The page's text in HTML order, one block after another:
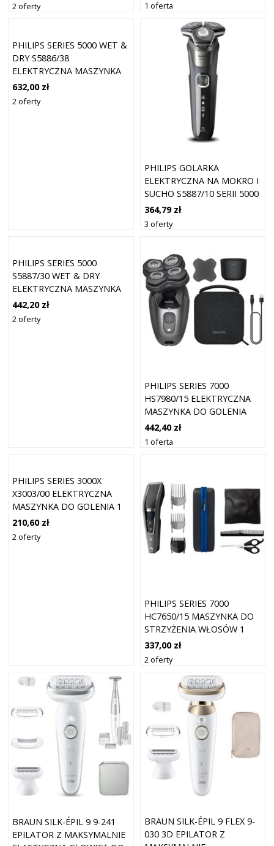
2 oferty 1 oferta
PHILIPS SERIES 5000 WET &
DRY S5886/38
ELEKTRYCZNA MASZYNKA
DO GOLENIA 1 SZT.
632,00 zł
2 oferty
PHILIPS GOLARKA
ELEKTRYCZNA NA MOKRO I
SUCHO S5887/10 SERII 5000
364,79 zł
3 oferty
PHILIPS SERIES 5000
S5887/30 WET & DRY
ELEKTRYCZNA MASZYNKA
DO GOLENIA 1
442,20 zł
2 oferty
PHILIPS SERIES 7000
HS7980/15 ELEKTRYCZNA
MASZYNKA DO GOLENIA
DO GŁOWY 1 SZT.
442,40 zł
1 oferta
PHILIPS SERIES 3000X
X3003/00 ELEKTRYCZNA
MASZYNKA DO GOLENIA 1
SZT.
210,60 zł
2 oferty
PHILIPS SERIES 7000
HC7650/15 MASZYNKA DO
STRZYŻENIA WŁOSÓW 1
SZT.
337,00 zł
2 oferty
BRAUN SILK-ÉPIL 9 9-241
EPILATOR Z MAKSYMALNIE
BRAUN SILK-ÉPIL 9 FLEX 9-
030 3D EPILATOR Z